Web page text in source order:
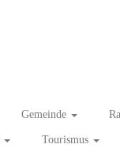
Gemeinde
Tourismus